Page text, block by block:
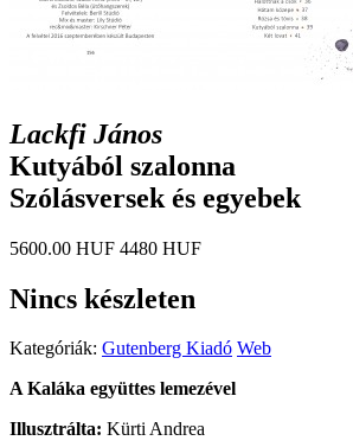
​Lackfi János
Kutyából szalonna
Szólásversek és egyebek
5600.00 HUF 4480 HUF
Nincs készleten
Kategóriák: Gutenberg Kiadó Web
A Kaláka együttes lemezével
Illusztrálta: Kürti Andrea